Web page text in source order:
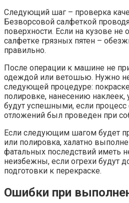
Следующий шаг – проверка
Безворсовой салфеткой
поверхности. Если на кузове не
салфетке грязных пятен –
правильно.
После операции к машине не
одеждой или ветошью. Нужно
следующей процедуре:
полировке, нанесению наклеек,
будут успешными, если
отложений был проведен при
Если следующим шагом будет
или полировка, халатно
фатальных последствий иметь
неизбежны, если огрехи будут
подготовки к перекраске.
Ошибки при